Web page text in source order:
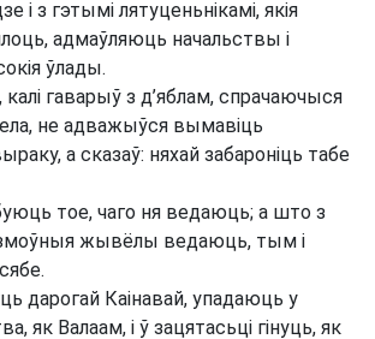
і з гэтымі лятуценьнікамі, якія
адмаўляюць начальствы і
ўлады.
калі гаварыў з д’яблам, спрачаючыся
не адважыўся вымавіць
а сказаў: няхай забароніць табе
тое, чаго ня ведаюць; а што з
жывёлы ведаюць, тым і
дарогай Каінавай, упадаюць у
як Валаам, і ў зацятасьці гінуць, як